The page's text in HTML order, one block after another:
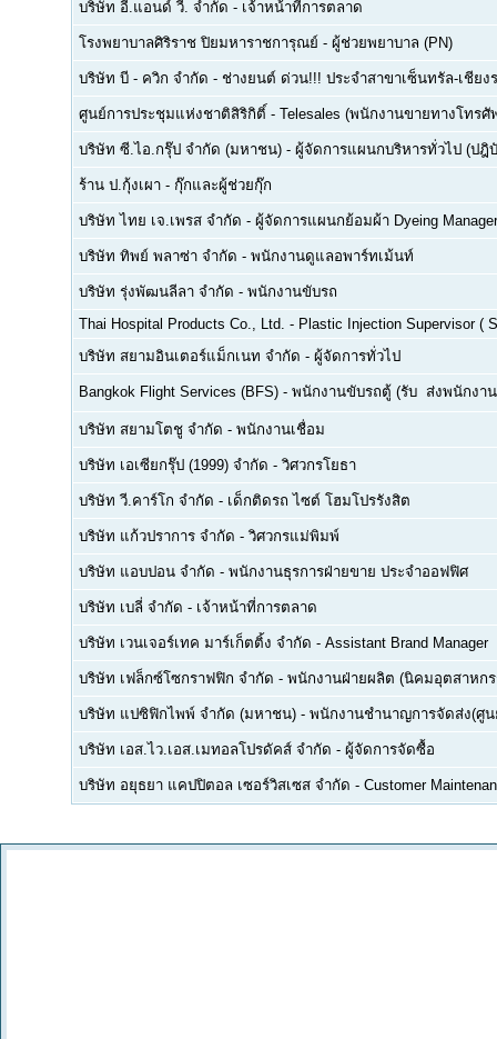
บริษัท อี.แอนด์ วี. จำกัด - เจ้าหน้าที่การตลาด
โรงพยาบาลศิริราช ปิยมหาราชการุณย์ - ผู้ช่วยพยาบาล (PN)
บริษัท บี - ควิก จำกัด - ช่างยนต์ ด่วน!!! ประจำสาขาเซ็นทรัล-เชียง
ศูนย์การประชุมแห่งชาติสิริกิติ์ - Telesales (พนักงานขายทางโทร
บริษัท ซี.ไอ.กรุ๊ป จำกัด (มหาชน) - ผู้จัดการแผนกบริหารทั่วไป (ปฎิ
ร้าน ป.กุ้งเผา - กุ๊กและผู้ช่วยกุ๊ก
บริษัท ไทย เจ.เพรส จำกัด - ผู้จัดการแผนกย้อมผ้า Dyeing Manager
บริษัท ทิพย์ พลาซ่า จำกัด - พนักงานดูแลอพาร์ทเม้นท์
บริษัท รุ่งพัฒนลีลา จำกัด - พนักงานขับรถ
Thai Hospital Products Co., Ltd. - Plastic Injection Supervisor (
บริษัท สยามอินเตอร์แม็กเนท จำกัด - ผู้จัดการทั่วไป
Bangkok Flight Services (BFS) - พนักงานขับรถตู้ (รับ  ส่งพนักงา
บริษัท สยามโตชู จำกัด - พนักงานเชื่อม
บริษัท เอเซียกรุ๊ป (1999) จำกัด - วิศวกรโยธา
บริษัท วี.คาร์โก จำกัด - เด็กติดรถ ไซต์ โฮมโปรรังสิต
บริษัท แก้วปราการ จำกัด - วิศวกรแม่พิมพ์
บริษัท แอบปอน จำกัด - พนักงานธุรการฝ่ายขาย ประจำออฟฟิศ
บริษัท เบลี่ จำกัด - เจ้าหน้าที่การตลาด
บริษัท เวนเจอร์เทค มาร์เก็ตติ้ง จำกัด - Assistant Brand Manager
บริษัท เฟล็กซ์โซกราฟฟิก จำกัด - พนักงานฝ่ายผลิต (นิคมอุตสาหก
บริษัท แปซิฟิกไพพ์ จำกัด (มหาชน) - พนักงานชำนาญการจัดส่ง(ศู
บริษัท เอส.ไว.เอส.เมทอลโปรดัคส์ จำกัด - ผู้จัดการจัดซื้อ
บริษัท อยุธยา แคปปิตอล เซอร์วิสเซส จำกัด - Customer